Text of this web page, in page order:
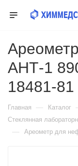
АНТ-1
18481-81
Главная — Каталог
Стеклянная
— Ареометр для